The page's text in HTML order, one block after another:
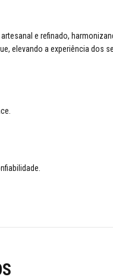
e refinado,
elevando a experiência dos